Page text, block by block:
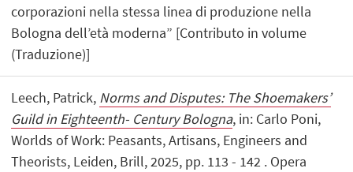
corporazioni nella stessa linea di produzione nella
Bologna dell’età moderna” [Contributo in volume
(Traduzione)]
Leech, Patrick, Norms and Disputes: The Shoemakers’
Guild in Eighteenth- Century Bologna, in: Carlo Poni,
Worlds of Work: Peasants, Artisans, Engineers and
Theorists, Leiden, Brill, 2025, pp. 113 - 142 . Opera